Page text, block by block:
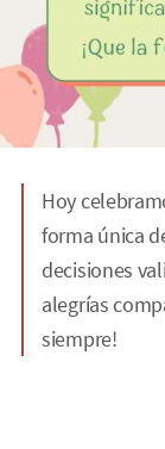
Hoy
forma única
decisiones
alegrías
siempre!